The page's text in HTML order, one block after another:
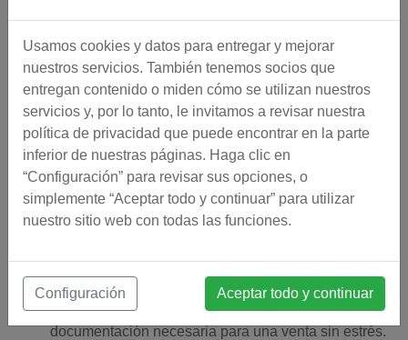
Eficiencia energética, autosuficiencia, sistemas
solares y gestión del agua son palabras clave de
tendencia entre compradores europeos.
Ofrece paquetes informativos previos al viaje:Ten
listos los documentos legales (nota simple,
certificado energético, planos, facturas) para mostrar
a compradores potenciales. EnMediterranean
Homes, nos enorgullecemos de tener la experiencia
y conocimientos necesarios para manejar
propiedades rurales difíciles de vender en el Valle
hemos visto prácticamente todas las situaciones
posibles, por lo que estamos bien cualificados para
ayudar a nuestros vendedores a organizar toda la
documentación necesaria para una venta sin estrés.
Usamos cookies y datos para entregar y mejorar
nuestros servicios. También tenemos socios que
entregan contenido o miden cómo se utilizan nuestros
servicios y, por lo tanto, le invitamos a revisar nuestra
política de privacidad que puede encontrar en la parte
inferior de nuestras páginas. Haga clic en
“Configuración” para revisar sus opciones, o
simplemente “Aceptar todo y continuar” para utilizar
nuestro sitio web con todas las funciones.
Configuración Aceptar todo y continuar